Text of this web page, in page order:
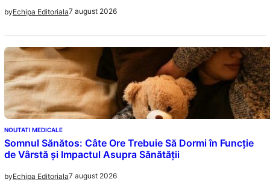
byEchipa Editoriala7 august 2026
NOUTATI MEDICALE
Somnul Sănătos: Câte Ore Trebuie Să Dormi în Funcție
de Vârstă și Impactul Asupra Sănătății
byEchipa Editoriala7 august 2026